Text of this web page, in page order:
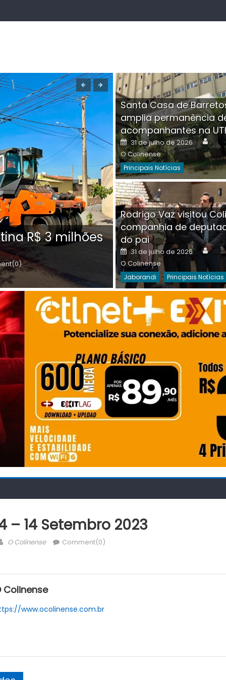
R$ 3 milhões
Boutique na Av.
invadida por
Posted
on
30 de julho de 2026 O
Destaques Da Semana
Santa Casa de
amplia permanência
acompanhantes na UTI
Posted
on
31 de julho de 2026
O Colinense
Principais Notícias
Rodrigo Vaz visitou
companhia de
do pai
Posted
on
31 de julho de 2026
O Colinense
Jaborandi Principais Notícias
– 14 Setembro 2023
Author
O Colinense Comment(0)
Colinense
www.ocolinense.com.br